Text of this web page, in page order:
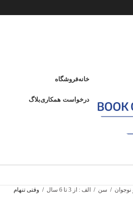
خانهفروشگاه
درخواست همکاریبلاگ
/ سن / الف : از 3 تا 6 سال / وقتی تنهام